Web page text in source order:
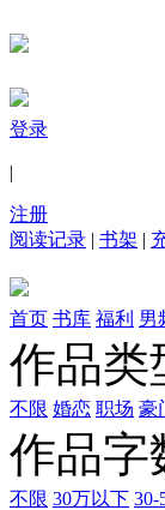
登录
|
注册
阅读记录 | 书架 |
首页 书库 福利 男
作品类
不限 婚恋 职场 豪
作品字
不限 30万以下 30-